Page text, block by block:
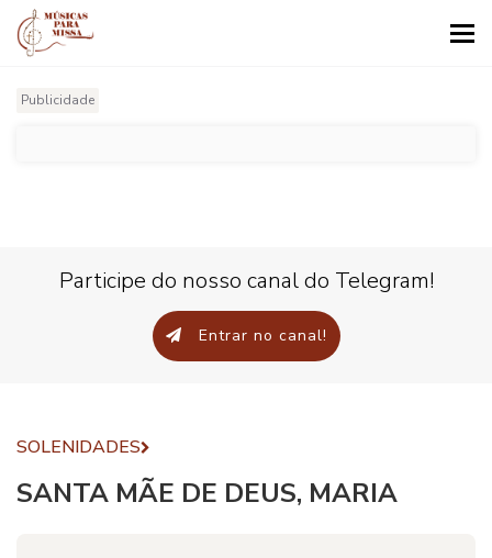
Publicidade
Participe do nosso canal do Telegram!
Entrar no canal!
SOLENIDADES
SANTA MÃE DE DEUS, MARIA